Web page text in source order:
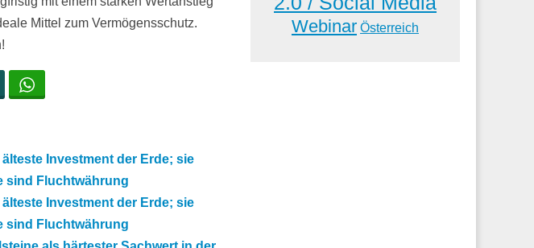
Mittel zum Vermögensschutz.
Investment der Erde; sie
sind Fluchtwährung
Investment der Erde; sie
sind Fluchtwährung
Webinar Österreich